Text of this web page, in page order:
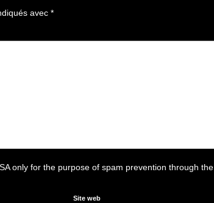
avec *
only for the purpose of spam prevention through the
Site web